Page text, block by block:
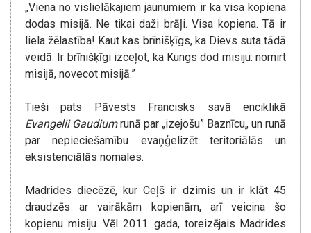
„Viena no vislielākajiem jaunumiem ir ka visa kopiena
dodas misijā. Ne tikai daži brāļi. Visa kopiena. Tā ir
liela žēlastība! Kaut kas brīnišķīgs, ka Dievs suta tādā
veidā. Ir brīnišķīgi izceļot, ka Kungs dod misiju: nomirt
misijā, novecot misijā.”
Tieši pats Pāvests Francisks savā enciklikā
Evangelii Gaudiumrunā par „izejošu” Baznīcu„ un runā
par nepieciešamību evaņģelizēt teritoriālās un
eksistenciālās nomales.
Madrides diecēzē, kur Ceļš ir dzimis un ir klāt 45
draudzēs ar vairākām kopienām, arī veicina šo
kopienu misiju. Vēl 2011. gada, toreizējais Madrides